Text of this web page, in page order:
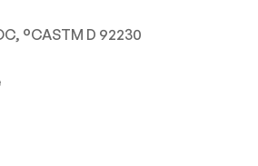
°CASTM D 92230